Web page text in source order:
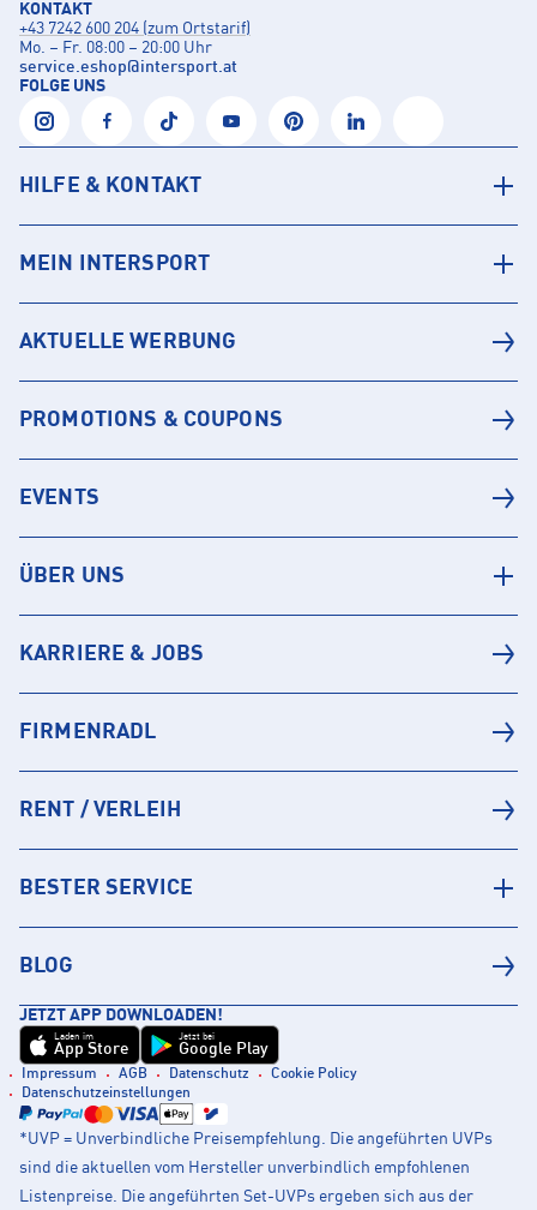
KONTAKT
+43 7242 600 204 (zum Ortstarif)
Mo. – Fr. 08:00 – 20:00 Uhr
service.eshop@intersport.at
FOLGE UNS
HILFE & KONTAKT
MEIN INTERSPORT
AKTUELLE WERBUNG
PROMOTIONS & COUPONS
EVENTS
ÜBER UNS
KARRIERE & JOBS
FIRMENRADL
RENT / VERLEIH
BESTER SERVICE
BLOG
JETZT APP DOWNLOADEN!
Laden im
App Store
Jetzt bei
Google Play
Impressum AGB Datenschutz
Cookie Policy
Datenschutzeinstellungen
*UVP = Unverbindliche Preisempfehlung. Die angeführten UVPs
sind die aktuellen vom Hersteller unverbindlich empfohlenen
Listenpreise. Die angeführten Set-UVPs ergeben sich aus der